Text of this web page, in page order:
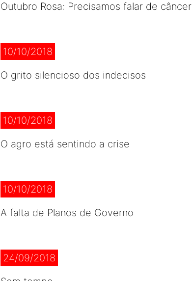
Outubro Rosa: Precisamos falar de câncer
10/10/2018
O grito silencioso dos indecisos
10/10/2018
O agro está sentindo a crise
10/10/2018
A falta de Planos de Governo
24/09/2018